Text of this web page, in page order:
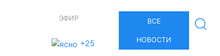
ЭФИР
+25
ВСЕ
НОВОСТИ